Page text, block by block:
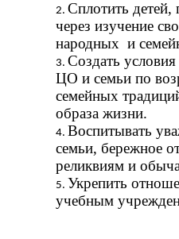
Сплотить детей,
через изучение
народных и
Создать
ЦО и семьи по
семейных
образа жизни.
Воспитывать
семьи, бережное
реликвиям и
Укрепить
учебным